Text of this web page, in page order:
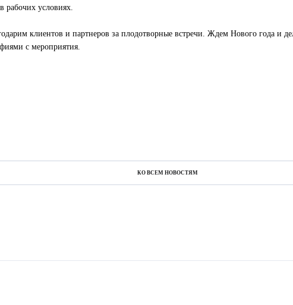
условиях.
клиентов и партнеров за плодотворные встречи. Ждем Нового года и
с мероприятия.
КО ВСЕМ НОВОСТЯМ
КО ВСЕМ НОВОСТЯМ